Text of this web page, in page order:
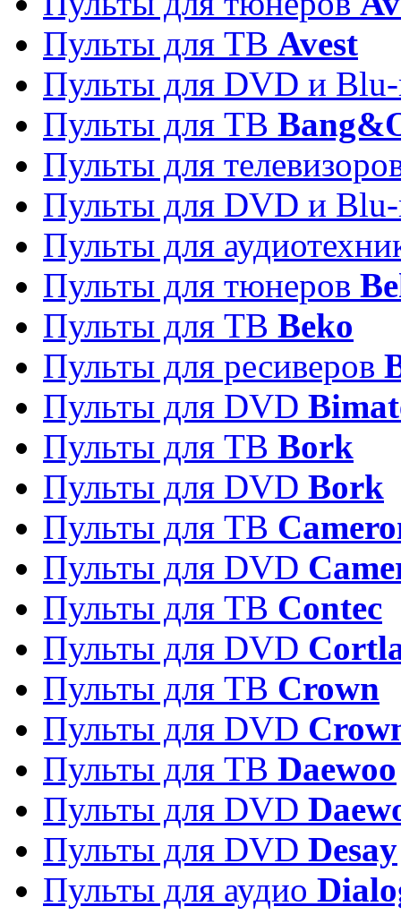
Пульты для ТВ Avest
Пульты для DVD и
Пульты для ТВ
Пульты для
Пульты для DVD и
Пульты для
Пульты для тюнеров
Пульты для ТВ Beko
Пульты для ресиверов
Пульты для DVD
Пульты для ТВ Bork
Пульты для DVD Bork
Пульты для ТВ
Пульты для DVD
Пульты для ТВ Contec
Пульты для DVD
Пульты для ТВ Crown
Пульты для DVD
Пульты для ТВ Daewoo
Пульты для DVD
Пульты для DVD Desay
Пульты для аудио